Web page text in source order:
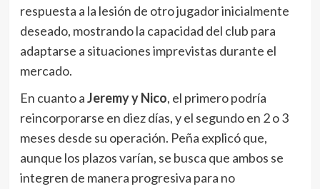
respuesta a la lesión de otro jugador inicialmente
deseado, mostrando la capacidad del club para
adaptarse a situaciones imprevistas durante el
mercado.
En cuanto aJeremy y Nico, el primero podría
reincorporarse en diez días, y el segundo en 2 o 3
meses desde su operación. Peña explicó que,
aunque los plazos varían, se busca que ambos se
integren de manera progresiva para no